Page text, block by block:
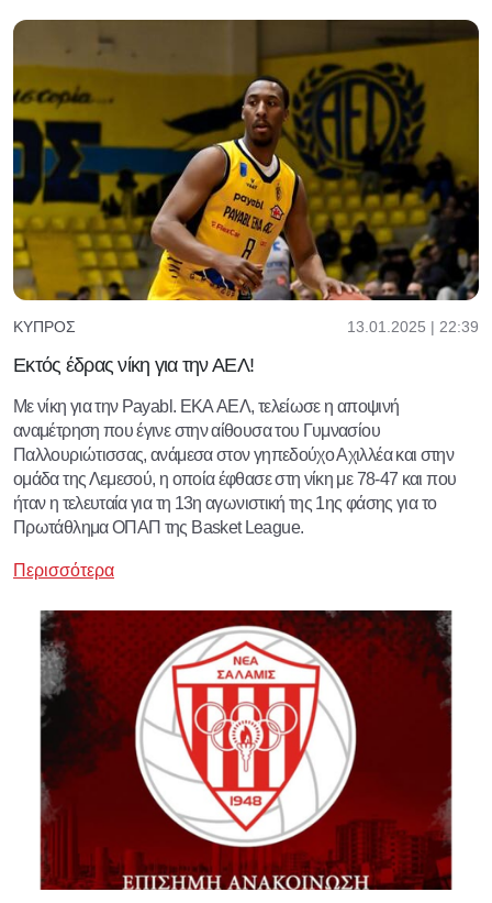
ΚΎΠΡΟΣ 13.01.2025 | 22:39
Εκτός έδρας νίκη για την ΑΕΛ!
Με νίκη για την Payabl. EKA ΑΕΛ, τελείωσε η αποψινή
αναμέτρηση που έγινε στην αίθουσα του Γυμνασίου
Παλλουριώτισσας, ανάμεσα στον γηπεδούχο Αχιλλέα και στην
ομάδα της Λεμεσού, η οποία έφθασε στη νίκη με 78-47 και που
ήταν η τελευταία για τη 13η αγωνιστική της 1ης φάσης για το
Πρωτάθλημα ΟΠΑΠ της Basket League.
Περισσότερα